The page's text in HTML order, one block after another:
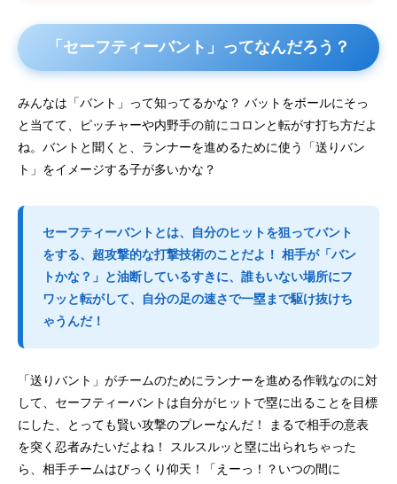
「セーフティーバント」ってなんだろう？
みんなは「バント」って知ってるかな？ バットをボールにそっ
と当てて、ピッチャーや内野手の前にコロンと転がす打ち方だよ
ね。バントと聞くと、ランナーを進めるために使う「送りバン
ト」をイメージする子が多いかな？
セーフティーバントとは、自分のヒットを狙ってバント
をする、超攻撃的な打撃技術のことだよ！ 相手が「バン
トかな？」と油断しているすきに、誰もいない場所にフ
ワッと転がして、自分の足の速さで一塁まで駆け抜けち
ゃうんだ！
「送りバント」がチームのためにランナーを進める作戦なのに対
して、セーフティーバントは自分がヒットで塁に出ることを目標
にした、とっても賢い攻撃のプレーなんだ！ まるで相手の意表
を突く忍者みたいだよね！ スルスルッと塁に出られちゃった
ら、相手チームはびっくり仰天！「えーっ！？いつの間に